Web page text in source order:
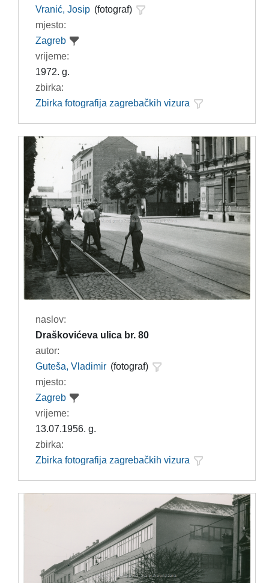
Vranić, Josip (fotograf)
mjesto:
Zagreb
vrijeme:
1972. g.
zbirka:
Zbirka fotografija zagrebačkih vizura
naslov:
Draškovićeva ulica br. 80
autor:
Guteša, Vladimir (fotograf)
mjesto:
Zagreb
vrijeme:
13.07.1956. g.
zbirka:
Zbirka fotografija zagrebačkih vizura